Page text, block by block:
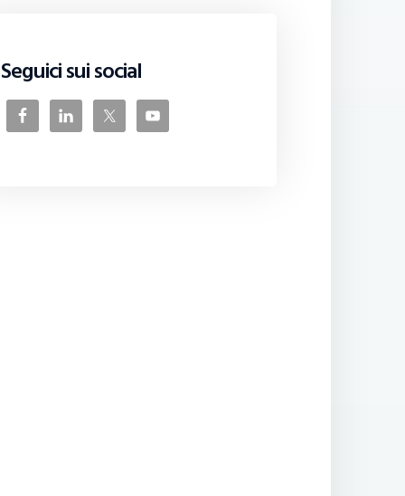
Seguici sui social